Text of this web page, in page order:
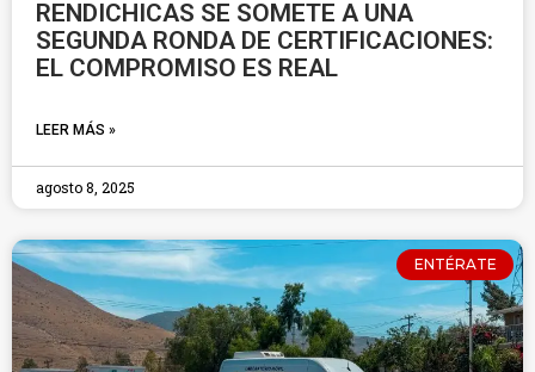
RENDICHICAS SE SOMETE A UNA
SEGUNDA RONDA DE CERTIFICACIONES:
EL COMPROMISO ES REAL
LEER MÁS »
agosto 8, 2025
ENTÉRATE